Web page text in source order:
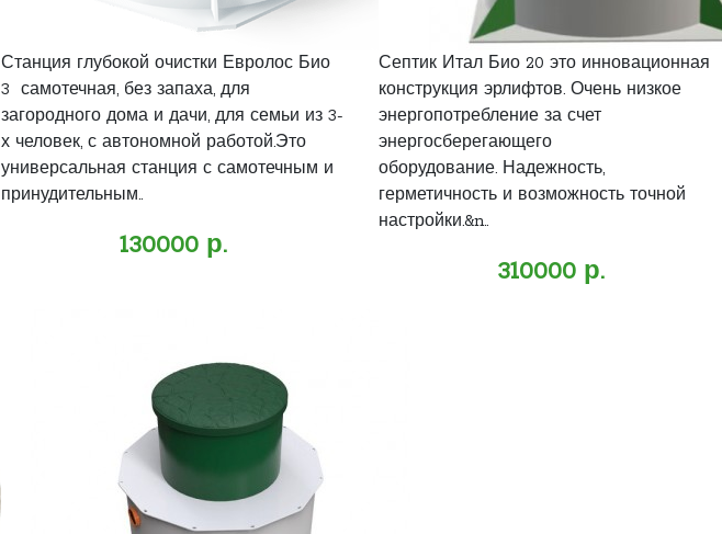
Станция глубокой очистки Евролос Био
3 самотечная, без запаха, для
загородного дома и дачи, для семьи из 3-
х человек, с автономной работой.Это
универсальная станция с самотечным и
принудительным..
130000 р.
Септик Итал Био 20 это инновационная
конструкция эрлифтов. Очень низкое
энергопотребление за счет
энергосберегающего
оборудование. Надежность,
герметичность и возможность точной
настройки.&n..
310000 р.